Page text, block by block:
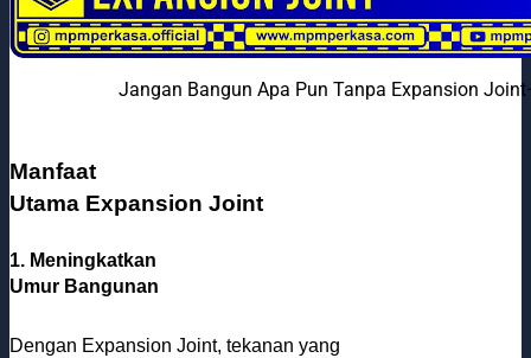
Jangan Bangun Apa Pun Tanpa Expansion
Manfaat
Utama Expansion Joint
1. Meningkatkan
Umur Bangunan
Dengan Expansion Joint, tekanan yang